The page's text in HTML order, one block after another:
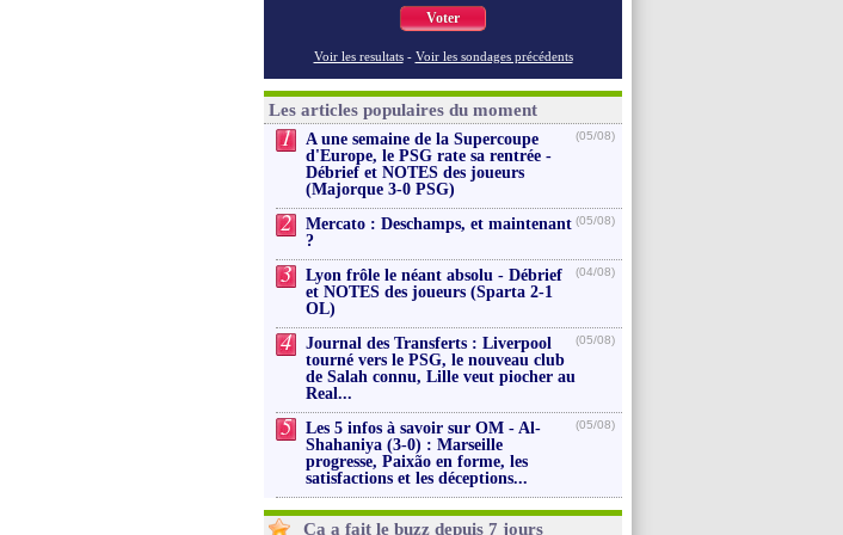
Voter
Voir les resultats - Voir les sondages précédents
Les articles populaires du moment
1
A une semaine de la Supercoupe
d'Europe, le PSG rate sa rentrée -
Débrief et NOTES des joueurs
(Majorque 3-0 PSG)
(05/08)
2
Mercato : Deschamps, et maintenant
?
(05/08)
3
Lyon frôle le néant absolu - Débrief
et NOTES des joueurs (Sparta 2-1
OL)
(04/08)
4
Journal des Transferts : Liverpool
tourné vers le PSG, le nouveau club
de Salah connu, Lille veut piocher au
Real...
(05/08)
5
Les 5 infos à savoir sur OM - Al-
Shahaniya (3-0) : Marseille
progresse, Paixão en forme, les
satisfactions et les déceptions...
(05/08)
Ça a fait le buzz depuis 7 jours